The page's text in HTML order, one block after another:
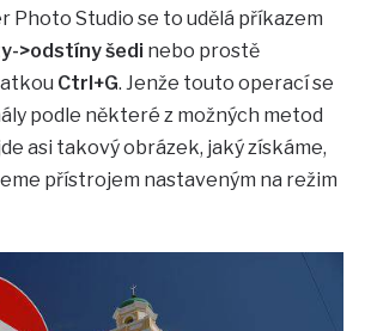
Photo Studio se to udělá příkazem
>odstíny šedi nebo prostě
Ctrl+G. Jenže touto operací se
podle některé z možných metod
asi takový obrázek, jaký získáme,
přístrojem nastaveným na režim